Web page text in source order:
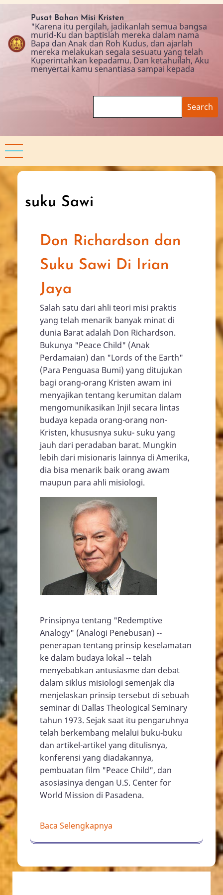
Skip
content
Pusat Bahan Misi Kristen
"Karena itu pergilah, jadikanlah semua bangsa
murid-Ku dan baptislah mereka dalam nama
Bapa dan Anak dan Roh Kudus, dan ajarlah
mereka melakukan segala sesuatu yang telah
Kuperintahkan kepadamu. Dan ketahuilah, Aku
menyertai kamu senantiasa sampai kepada
suku Sawi
Don Richardson dan
Suku Sawi Di Irian
Jaya
Salah satu dari ahli teori misi praktis
yang telah menarik banyak minat di
dunia Barat adalah Don Richardson.
Bukunya "Peace Child" (Anak
Perdamaian) dan "Lords of the Earth"
(Para Penguasa Bumi) yang ditujukan
bagi orang-orang Kristen awam ini
menyajikan tentang kerumitan dalam
mengomunikasikan Injil secara lintas
budaya kepada orang-orang non-
Kristen, khususnya suku- suku yang
jauh dari peradaban barat. Mungkin
lebih dari misionaris lainnya di Amerika,
dia bisa menarik baik orang awam
maupun para ahli misiologi.
Prinsipnya tentang "Redemptive
Analogy" (Analogi Penebusan) --
penerapan tentang prinsip keselamatan
ke dalam budaya lokal -- telah
menyebabkan antusiasme dan debat
dalam siklus misiologi semenjak dia
menjelaskan prinsip tersebut di sebuah
seminar di Dallas Theological Seminary
tahun 1973. Sejak saat itu pengaruhnya
telah berkembang melalui buku-buku
dan artikel-artikel yang ditulisnya,
konferensi yang diadakannya,
pembuatan film "Peace Child", dan
asosiasinya dengan U.S. Center for
World Mission di Pasadena.
Baca Selengkapnya